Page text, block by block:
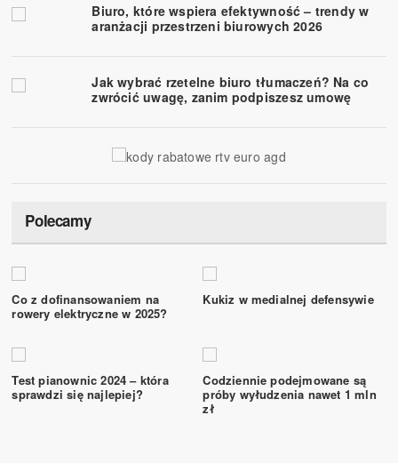
Biuro, które wspiera efektywność – trendy w
aranżacji przestrzeni biurowych 2026
Jak wybrać rzetelne biuro tłumaczeń? Na co
zwrócić uwagę, zanim podpiszesz umowę
Polecamy
Co z dofinansowaniem na
rowery elektryczne w 2025?
Kukiz w medialnej defensywie
Test pianownic 2024 – która
sprawdzi się najlepiej?
Codziennie podejmowane są
próby wyłudzenia nawet 1 mln
zł